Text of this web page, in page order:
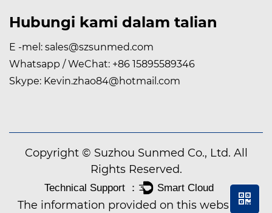
Hubungi kami dalam talian
E -mel: sales@szsunmed.com
Whatsapp / WeChat: +86 15895589346
Skype: Kevin.zhao84@hotmail.com
Copyright © Suzhou Sunmed Co., Ltd. All
Rights Reserved.
The information provided on this website is